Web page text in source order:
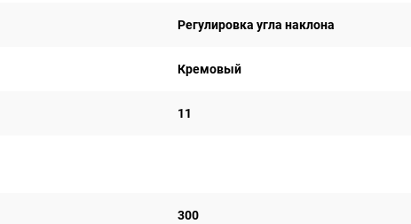
Регулировка угла наклона
Кремовый
11
300